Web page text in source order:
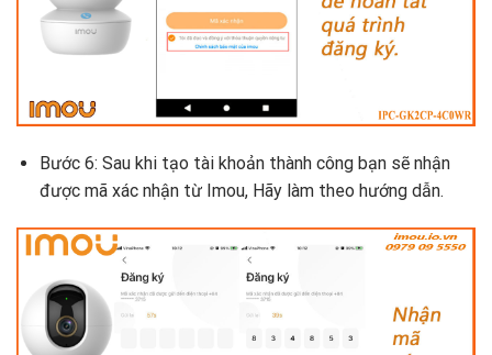
Bước 6: Sau khi tạo tài khoản thành công bạn sẽ nhận
được mã xác nhận từ Imou, Hãy làm theo hướng dẫn.